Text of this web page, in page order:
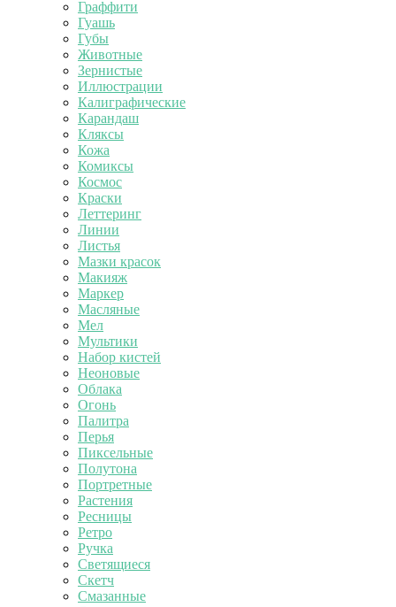
Граффити
Гуашь
Губы
Животные
Зернистые
Иллюстрации
Калиграфические
Карандаш
Кляксы
Кожа
Комиксы
Космос
Краски
Леттеринг
Линии
Листья
Мазки красок
Макияж
Маркер
Масляные
Мел
Мультики
Набор кистей
Неоновые
Облака
Огонь
Палитра
Перья
Пиксельные
Полутона
Портретные
Растения
Ресницы
Ретро
Ручка
Светящиеся
Скетч
Смазанные